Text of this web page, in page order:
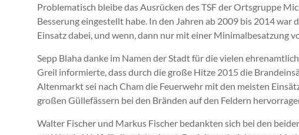
Problematisch bleibe das Ausrücken des TSF der Ortsgruppe
Besserung eingestellt habe. In den Jahren ab 2009 bis 2014 war
Einsatz dabei, und wenn, dann nur mit einer Minimalbesatzung
Sepp Blaha danke im Namen der Stadt für die vielen
Greil informierte, dass durch die große Hitze 2015 die
Altenmarkt sei nach Cham die Feuerwehr mit den meisten
großen Güllefässern bei den Bränden auf den Feldern
Walter Fischer und Markus Fischer bedankten sich bei den